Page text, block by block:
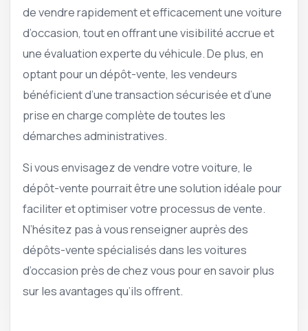
de vendre rapidement et efficacement une voiture
d’occasion, tout en offrant une visibilité accrue et
une évaluation experte du véhicule. De plus, en
optant pour un dépôt-vente, les vendeurs
bénéficient d’une transaction sécurisée et d’une
prise en charge complète de toutes les
démarches administratives.
Si vous envisagez de vendre votre voiture, le
dépôt-vente pourrait être une solution idéale pour
faciliter et optimiser votre processus de vente.
N’hésitez pas à vous renseigner auprès des
dépôts-vente spécialisés dans les voitures
d’occasion près de chez vous pour en savoir plus
sur les avantages qu’ils offrent.